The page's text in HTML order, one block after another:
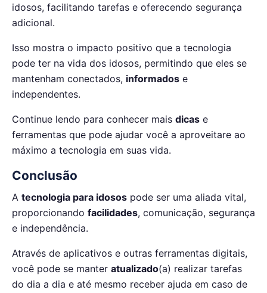
idosos, facilitando tarefas e oferecendo segurança
adicional.
Isso mostra o impacto positivo que a tecnologia
pode ter na vida dos idosos, permitindo que eles se
mantenham conectados, informados e
independentes.
Continue lendo para conhecer mais dicas e
ferramentas que pode ajudar você a aproveitare ao
máximo a tecnologia em suas vida.
Conclusão
A tecnologia para idosos pode ser uma aliada vital,
proporcionando facilidades, comunicação, segurança
e independência.
Através de aplicativos e outras ferramentas digitais,
você pode se manter atualizado(a) realizar tarefas
do dia a dia e até mesmo receber ajuda em caso de